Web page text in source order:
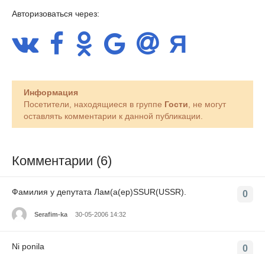
Авторизоваться через:
Информация
Посетители, находящиеся в группе Гости , не могут
оставлять комментарии к данной публикации.
Комментарии (6)
0
Фамилия у депутата Лам(а(ер)SSUR(USSR).
Serafim-ka 30-05-2006 14:32
0
Ni ponila